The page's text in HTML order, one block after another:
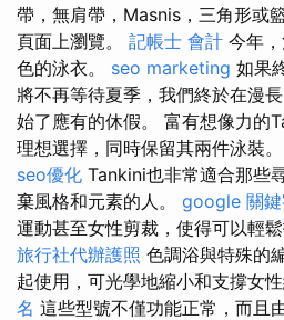
帶，無肩帶，Masnis，三角形或
頁面上瀏覽。 記帳士 會計 今年
色的泳衣。 seo marketing 如果
將不再等待夏季，我們終於在漫
始了應有的休假。 富有想像力的
理想選擇，同時保留其兩件泳裝。
seo優化 Tankini也非常適合那些
棄風格和元素的人。 google 關
運動甚至女性剪裁，使得可以輕
旅行社代辦護照 色調浴與特殊的
起使用，可光學地縮小和支撐女性
名 這些型號不僅功能正常，而且